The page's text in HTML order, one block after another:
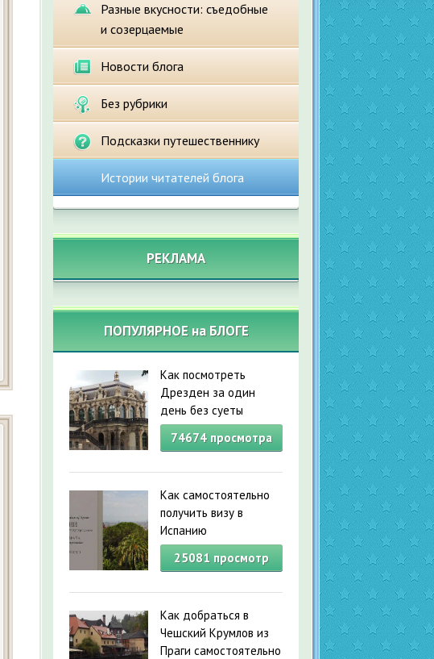
Разные вкусности: съедобные
и созерцаемые
Новости блога
Без рубрики
Подсказки путешественнику
Истории читателей блога
РЕКЛАМА
ПОПУЛЯРНОЕ на БЛОГЕ
Как посмотреть
Дрезден за один
день без суеты
74674просмотра
Как самостоятельно
получить визу в
Испанию
25081 просмотр
Как добраться в
Чешский Крумлов из
Праги самостоятельно